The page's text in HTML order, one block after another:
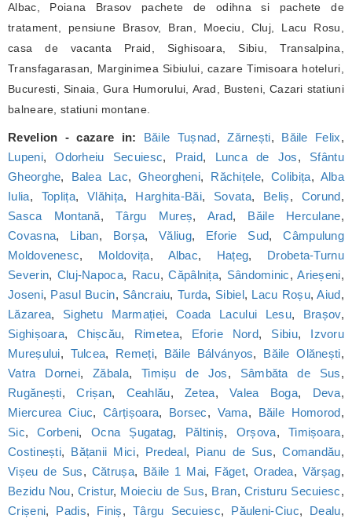
Albac, Poiana Brasov pachete de odihna si pachete de
tratament, pensiune Brasov, Bran, Moeciu, Cluj, Lacu Rosu,
casa de vacanta Praid, Sighisoara, Sibiu, Transalpina,
Transfagarasan, Marginimea Sibiului, cazare Timisoara hoteluri,
Bucuresti, Sinaia, Gura Humorului, Arad, Busteni, Cazari statiuni
balneare, statiuni montane.
Revelion - cazare in: Băile Tușnad,Zărnești, Băile Felix,
Lupeni,Odorheiu Secuiesc, Praid, Lunca de Jos, Sfântu
Gheorghe, Balea Lac,Gheorgheni, Răchițele,Colibița, Alba
Iulia, Toplița,Vlăhița, Harghita-Băi, Sovata, Beliș, Corund,
Sasca Montană,Târgu Mureș, Arad, Băile Herculane,
Covasna, Liban, Borșa,Văliug, Eforie Sud,Câmpulung
Moldovenesc, Moldovița, Albac, Hațeg, Drobeta-Turnu
Severin, Cluj-Napoca, Racu,Căpâlnița, Sândominic,Arieșeni,
Joseni, Pasul Bucin, Sâncraiu, Turda, Sibiel, Lacu Roșu,Aiud,
Lăzarea, Sighetu Marmației,Coada Lacului Lesu, Brașov,
Sighișoara,Chișcău, Rimetea, Eforie Nord, Sibiu, Izvoru
Mureșului, Tulcea, Remeți, Băile Bálványos, Băile Olănești,
Vatra Dornei,Zăbala, Timișu de Jos, Sâmbăta de Sus,
Rugănești,Crișan, Ceahlău,Zetea,Valea Boga, Deva,
Miercurea Ciuc,Cârțișoara, Borsec, Vama, Băile Homorod,
Sic,Corbeni, Ocna Șugatag, Păltiniș, Orșova, Timișoara,
Costinești, Bățanii Mici, Predeal, Pianu de Sus,Comandău,
Vișeu de Sus, Cătrușa, Băile 1 Mai, Făget, Oradea, Vărșag,
Bezidu Nou,Cristur, Moieciu de Sus, Bran, Cristuru Secuiesc,
Crișeni, Padis, Finiș,Târgu Secuiesc, Păuleni-Ciuc, Dealu,